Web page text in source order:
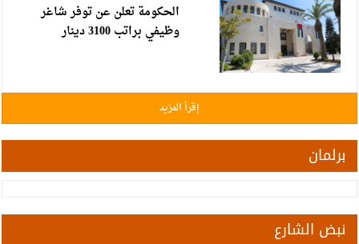
الحكومة تعلن عن توفر شاغر
وظيفي براتب 3100 دينار
إقرأ المزيد
برلمان
نبض الشارع